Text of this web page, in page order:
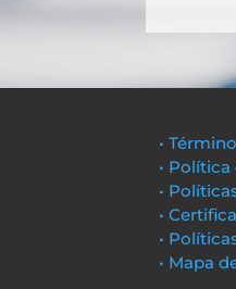
•
•
•
•
•
• Mapa